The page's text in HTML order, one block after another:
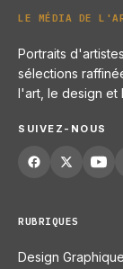
LE MÉDIA DE
Portraits
sélections
l'art, le design et
SUIVEZ-NOUS
RUBRIQUES
Design Graphique